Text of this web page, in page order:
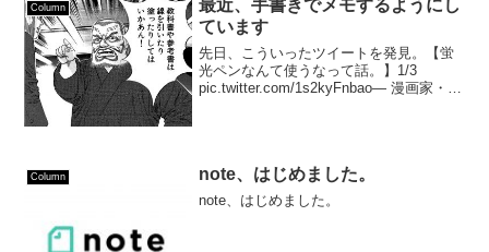
Column
最近、手書きでメモするようにし
ています
先日、こういったツイートを発見。【蛍
光ペンなんて使うなって話。】1/3
pic.twitter.com/1s2kyFnbao— 漫画家・三
Column note、はじめました。
note、はじめました。